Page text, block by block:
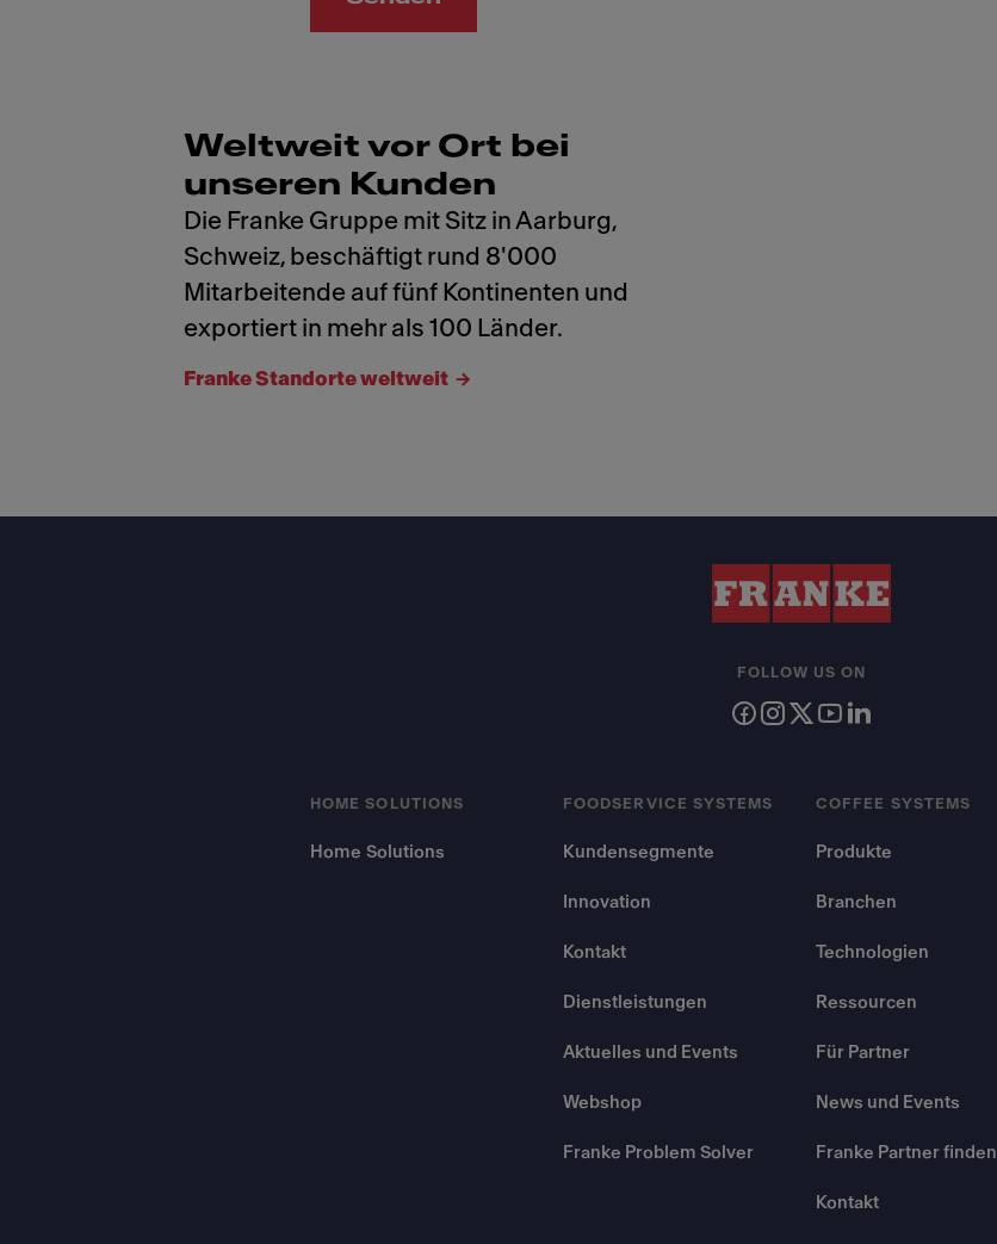
Weltweit vor Ort bei
unseren Kunden
Die Franke Gruppe mit Sitz in Aarburg,
Schweiz, beschäftigt rund 8'000
Mitarbeitende auf fünf Kontinenten und
exportiert in mehr als 100 Länder.
Franke Standorte weltweit
HOME SOLUTIONS
Home Solutions
FOODSERVICE SYSTEMS
Kundensegmente
Innovation
Kontakt
Dienstleistungen
Aktuelles und Events
Webshop
Franke Problem Solver
COFFEE SYSTEMS
Produkte
Branchen
Technologien
Ressourcen
Für Partner
News und Events
Franke Partner finden
Kontakt
FOLLOW US ON